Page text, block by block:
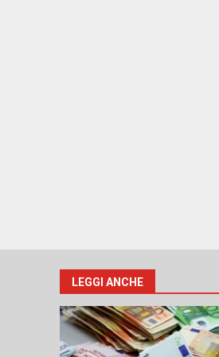
LEGGI ANCHE